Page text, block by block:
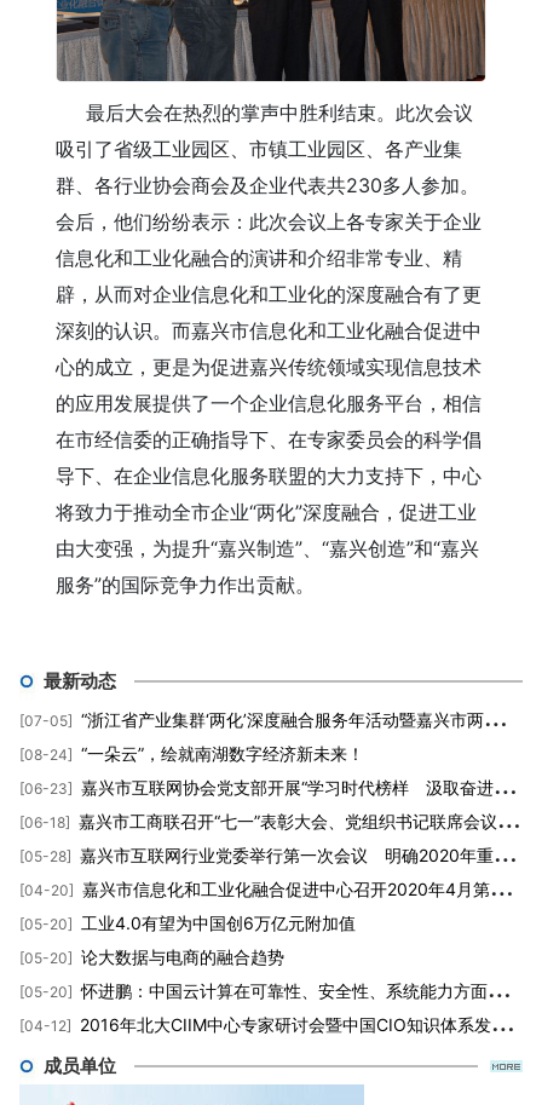
最后大会在热烈的掌声中胜利结束。此次会议
吸引了省级工业园区、市镇工业园区、各产业集
群、各行业协会商会及企业代表共230多人参加。
会后，他们纷纷表示：此次会议上各专家关于企业
信息化和工业化融合的演讲和介绍非常专业、精
辟，从而对企业信息化和工业化的深度融合有了更
深刻的认识。而嘉兴市信息化和工业化融合促进中
心的成立，更是为促进嘉兴传统领域实现信息技术
的应用发展提供了一个企业信息化服务平台，相信
在市经信委的正确指导下、在专家委员会的科学倡
导下、在企业信息化服务联盟的大力支持下，中心
将致力于推动全市企业“两化”深度融合，促进工业
由大变强，为提升“嘉兴制造”、“嘉兴创造”和“嘉兴
服务”的国际竞争力作出贡献。
最新动态
[07-05] “浙江省产业集群‘两化’深度融合服务年活动暨嘉兴市两化融合促进中心成立大会”隆重举行
[08-24] “一朵云”，绘就南湖数字经济新未来！
[06-23] 嘉兴市互联网协会党支部开展“学习时代榜样 汲取奋进力量”主题教育党课活动
[06-18] 嘉兴市工商联召开“七一”表彰大会、党组织书记联席会议暨2020年度党员发展对象培训班动员大会
[05-28] 嘉兴市互联网行业党委举行第一次会议 明确2020年重点工作
[04-20] 嘉兴市信息化和工业化融合促进中心召开2020年4月第三周工作周会
[05-20] 工业4.0有望为中国创6万亿元附加值
[05-20] 论大数据与电商的融合趋势
[05-20] 怀进鹏：中国云计算在可靠性、安全性、系统能力方面仍需加强
[04-12] 2016年北大CIIM中心专家研讨会暨中国CIO知识体系发布会圆满落幕
成员单位